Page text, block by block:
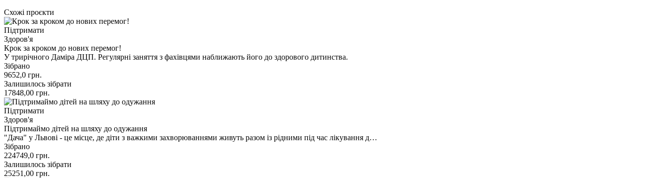
Схожі проєкти
Підтримати
Здоров'я
Крок за кроком до нових перемог!
У трирічного Даміра ДЦП. Регулярні заняття з фахівцями наближають його до здорового дитинства.
Зібрано
9652,0 грн.
Залишилось зібрати
17848,00 грн.
Підтримати
Здоров'я
Підтримаймо дітей на шляху до одужання
"Дача" у Львові - це місце, де діти з важкими захворюваннями живуть разом із рідними під час лікування д…
Зібрано
224749,0 грн.
Залишилось зібрати
25251,00 грн.